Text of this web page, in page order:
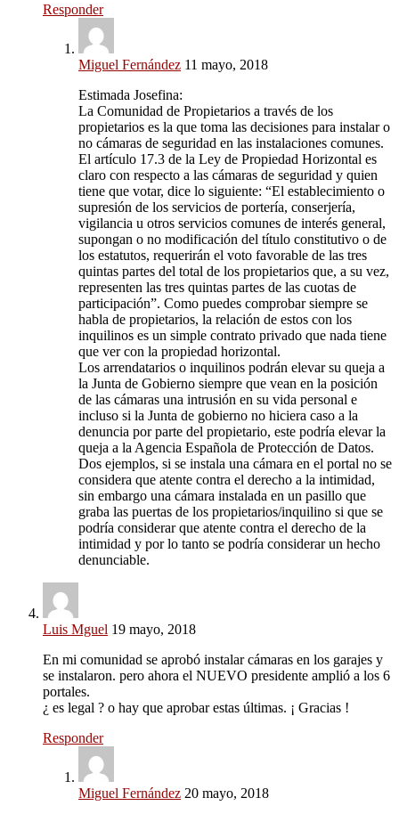
Responder
Miguel Fernández 11 mayo, 2018
Estimada Josefina:
La Comunidad de Propietarios a través de los
propietarios es la que toma las decisiones para instalar o
no cámaras de seguridad en las instalaciones comunes.
El artículo 17.3 de la Ley de Propiedad Horizontal es
claro con respecto a las cámaras de seguridad y quien
tiene que votar, dice lo siguiente: “El establecimiento o
supresión de los servicios de portería, conserjería,
vigilancia u otros servicios comunes de interés general,
supongan o no modificación del título constitutivo o de
los estatutos, requerirán el voto favorable de las tres
quintas partes del total de los propietarios que, a su vez,
representen las tres quintas partes de las cuotas de
participación”. Como puedes comprobar siempre se
habla de propietarios, la relación de estos con los
inquilinos es un simple contrato privado que nada tiene
que ver con la propiedad horizontal.
Los arrendatarios o inquilinos podrán elevar su queja a
la Junta de Gobierno siempre que vean en la posición
de las cámaras una intrusión en su vida personal e
incluso si la Junta de gobierno no hiciera caso a la
denuncia por parte del propietario, este podría elevar la
queja a la Agencia Española de Protección de Datos.
Dos ejemplos, si se instala una cámara en el portal no se
considera que atente contra el derecho a la intimidad,
sin embargo una cámara instalada en un pasillo que
graba las puertas de los propietarios/inquilino si que se
podría considerar que atente contra el derecho de la
intimidad y por lo tanto se podría considerar un hecho
denunciable.
Luis Mguel 19 mayo, 2018
En mi comunidad se aprobó instalar cámaras en los garajes y
se instalaron. pero ahora el NUEVO presidente amplió a los 6
portales.
¿ es legal ? o hay que aprobar estas últimas. ¡ Gracias !
Responder
Miguel Fernández 20 mayo, 2018